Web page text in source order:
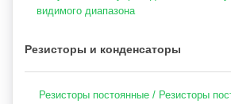
видимого диапазона
Резисторы и конденсаторы
Резисторы постоянные / Резисторы